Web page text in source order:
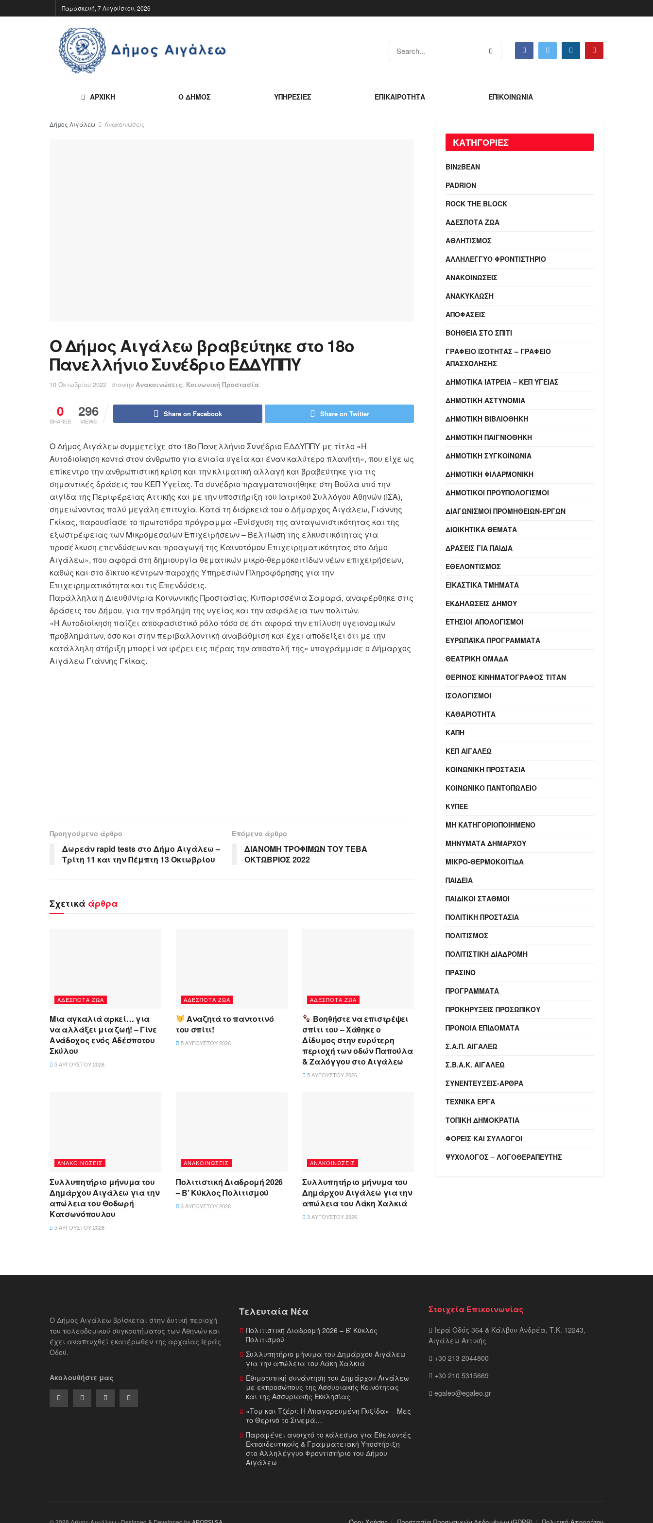
Παρασκευή, 7 Αυγούστου, 2026
ΑΡΧΙΚΗ Ο ΔΗΜΟΣ ΥΠΗΡΕΣΙΕΣ ΕΠΙΚΑΙΡΟΤΗΤΑ ΕΠΙΚΟΙΝΩΝΙΑ
Δήμος Αιγάλεω Ανακοινώσεις
Ο Δήμος Αιγάλεω βραβεύτηκε στο 18ο
Πανελλήνιο Συνέδριο ΕΔΔΥΠΠΥ
10 Οκτωβρίου 2022 στον/ην Ανακοινώσεις, Κοινωνική Προστασία
0
SHARES
296
VIEWS
Share on Facebook Share on Twitter
Ο Δήμος Αιγάλεω συμμετείχε στο 18ο Πανελλήνιο Συνέδριο ΕΔΔΥΠΠΥ με τίτλο «Η
Αυτοδιοίκηση κοντά στον άνθρωπο για ενιαία υγεία και έναν καλύτερο πλανήτη», που είχε ως
επίκεντρο την ανθρωπιστική κρίση και την κλιματική αλλαγή και βραβεύτηκε για τις
σημαντικές δράσεις του ΚΕΠ Υγείας. Το συνέδριο πραγματοποιήθηκε στη Βούλα υπό την
αιγίδα της Περιφέρειας Αττικής και με την υποστήριξη του Ιατρικού Συλλόγου Αθηνών (ΙΣΑ),
σημειώνοντας πολύ μεγάλη επιτυχία. Κατά τη διάρκειά του ο Δήμαρχος Αιγάλεω, Γιάννης
Γκίκας, παρουσίασε το πρωτοπόρο πρόγραμμα «Ενίσχυση της ανταγωνιστικότητας και της
εξωστρέφειας των Μικρομεσαίων Επιχειρήσεων – Βελτίωση της ελκυστικότητας για
προσέλκυση επενδύσεων και προαγωγή της Καινοτόμου Επιχειρηματικότητας στο Δήμο
Αιγάλεω», που αφορά στη δημιουργία θεματικών μικρo-θερμοκοιτίδων νέων επιχειρήσεων,
καθώς και στο δίκτυο κέντρων παροχής Υπηρεσιών Πληροφόρησης για την
Επιχειρηματικότητα και τις Επενδύσεις.
Παράλληλα η Διευθύντρια Κοινωνικής Προστασίας, Κυπαρισσένια Σαμαρά, αναφέρθηκε στις
δράσεις του Δήμου, για την πρόληψη της υγείας και την ασφάλεια των πολιτών.
«Η Αυτοδιοίκηση παίζει αποφασιστικό ρόλο τόσο σε ότι αφορά την επίλυση υγειονομικών
προβλημάτων, όσο και στην περιβαλλοντική αναβάθμιση και έχει αποδείξει ότι με την
κατάλληλη στήριξη μπορεί να φέρει εις πέρας την αποστολή της» υπογράμμισε ο Δήμαρχος
Αιγάλεω Γιάννης Γκίκας.
Προηγούμενο άρθρο
Δωρεάν rapid tests στο Δήμο Αιγάλεω –
Τρίτη 11 και την Πέμπτη 13 Οκτωβρίου
Επόμενο άρθρο
ΔΙΑΝΟΜΗ ΤΡΟΦΙΜΩΝ ΤΟΥ ΤΕΒΑ
ΟΚΤΩΒΡΙΟΣ 2022
Σχετικά άρθρα
ΑΔΈΣΠΟΤΑ ΖΏΑ
Μια αγκαλιά αρκεί… για
να αλλάξει μια ζωή! – Γίνε
Ανάδοχος ενός Αδέσποτου
Σκύλου
5 ΑΥΓΟΎΣΤΟΥ 2026
ΑΔΈΣΠΟΤΑ ΖΏΑ
Αναζητά το παντοτινό
του σπίτι!
5 ΑΥΓΟΎΣΤΟΥ 2026
ΑΔΈΣΠΟΤΑ ΖΏΑ
Βοηθήστε να επιστρέψει
σπίτι του – Χάθηκε ο
Δίδυμος στην ευρύτερη
περιοχή των οδών Παπούλα
& Ζαλόγγου στο Αιγάλεω
5 ΑΥΓΟΎΣΤΟΥ 2026
ΑΝΑΚΟΙΝΏΣΕΙΣ
Συλλυπητήριο μήνυμα του
Δημάρχου Αιγάλεω για την
απώλεια του Θοδωρή
Κατσωνόπουλου
5 ΑΥΓΟΎΣΤΟΥ 2026
ΑΝΑΚΟΙΝΏΣΕΙΣ
Πολιτιστική Διαδρομή 2026
– Β’ Κύκλος Πολιτισμού
3 ΑΥΓΟΎΣΤΟΥ 2026
ΑΝΑΚΟΙΝΏΣΕΙΣ
Συλλυπητήριο μήνυμα του
Δημάρχου Αιγάλεω για την
απώλεια του Λάκη Χαλκιά
3 ΑΥΓΟΎΣΤΟΥ 2026
ΚΑΤΗΓΟΡΙΕΣ
BIN2BEAN
PADRION
ROCK THE BLOCK
ΑΔΈΣΠΟΤΑ ΖΏΑ
ΑΘΛΗΤΙΣΜΌΣ
ΑΛΛΗΛΈΓΓΥΟ ΦΡΟΝΤΙΣΤΉΡΙΟ
ΑΝΑΚΟΙΝΏΣΕΙΣ
ΑΝΑΚΎΚΛΩΣΗ
ΑΠΟΦΆΣΕΙΣ
ΒΟΉΘΕΙΑ ΣΤΟ ΣΠΊΤΙ
ΓΡΑΦΕΊΟ ΙΣΌΤΗΤΑΣ – ΓΡΑΦΕΊΟ
ΑΠΑΣΧΌΛΗΣΗΣ
ΔΗΜΟΤΙΚΆ ΙΑΤΡΕΊΑ – ΚΕΠ ΥΓΕΊΑΣ
ΔΗΜΟΤΙΚΉ ΑΣΤΥΝΟΜΊΑ
ΔΗΜΟΤΙΚΉ ΒΙΒΛΙΟΘΉΚΗ
ΔΗΜΟΤΙΚΉ ΠΑΙΓΝΙΟΘΉΚΗ
ΔΗΜΟΤΙΚΉ ΣΥΓΚΟΙΝΩΝΊΑ
ΔΗΜΟΤΙΚΉ ΦΙΛΑΡΜΟΝΙΚΉ
ΔΗΜΟΤΙΚΟΊ ΠΡΟΫΠΟΛΟΓΙΣΜΟΊ
ΔΙΑΓΩΝΙΣΜΟΊ ΠΡΟΜΗΘΕΙΏΝ-ΈΡΓΩΝ
ΔΙΟΙΚΗΤΙΚΆ ΘΈΜΑΤΑ
ΔΡΆΣΕΙΣ ΓΙΑ ΠΑΙΔΙΆ
ΕΘΕΛΟΝΤΙΣΜΌΣ
ΕΙΚΑΣΤΙΚΆ ΤΜΉΜΑΤΑ
ΕΚΔΗΛΏΣΕΙΣ ΔΉΜΟΥ
ΕΤΉΣΙΟΙ ΑΠΟΛΟΓΙΣΜΟΊ
ΕΥΡΩΠΑΪΚΆ ΠΡΟΓΡΆΜΜΑΤΑ
ΘΕΑΤΡΙΚΉ ΟΜΆΔΑ
ΘΕΡΙΝΌΣ ΚΙΝΗΜΑΤΟΓΡΆΦΟΣ ΤΙΤΑΝ
ΙΣΟΛΟΓΙΣΜΟΊ
ΚΑΘΑΡΙΌΤΗΤΑ
ΚΑΠΗ
ΚΕΠ ΑΙΓΆΛΕΩ
ΚΟΙΝΩΝΙΚΉ ΠΡΟΣΤΑΣΊΑ
ΚΟΙΝΩΝΙΚΌ ΠΑΝΤΟΠΩΛΕΊΟ
ΚΥΠΕΕ
ΜΗ ΚΑΤΗΓΟΡΙΟΠΟΙΗΜΈΝΟ
ΜΗΝΎΜΑΤΑ ΔΗΜΆΡΧΟΥ
ΜΙΚΡΟ-ΘΕΡΜΟΚΟΙΤΊΔΑ
ΠΑΙΔΕΊΑ
ΠΑΙΔΙΚΟΊ ΣΤΑΘΜΟΊ
ΠΟΛΙΤΙΚΉ ΠΡΟΣΤΑΣΊΑ
ΠΟΛΙΤΙΣΜΌΣ
ΠΟΛΙΤΙΣΤΙΚΉ ΔΙΑΔΡΟΜΉ
ΠΡΆΣΙΝΟ
ΠΡΟΓΡΆΜΜΑΤΑ
ΠΡΟΚΗΡΎΞΕΙΣ ΠΡΟΣΩΠΙΚΟΎ
ΠΡΌΝΟΙΑ ΕΠΙΔΌΜΑΤΑ
Σ.Α.Π. ΑΙΓΑΛΕΩ
Σ.Β.Α.Κ. ΑΙΓΑΛΕΩ
ΣΥΝΕΝΤΕΎΞΕΙΣ-ΆΡΘΡΑ
ΤΕΧΝΙΚΆ ΈΡΓΑ
ΤΟΠΙΚΉ ΔΗΜΟΚΡΑΤΊΑ
ΦΟΡΕΊΣ ΚΑΙ ΣΎΛΛΟΓΟΙ
ΨΥΧΟΛΌΓΟΣ – ΛΟΓΟΘΕΡΑΠΕΥΤΉΣ
Ο Δήμος Αιγάλεω βρίσκεται στην δυτική περιοχή
του πολεοδομικού συγκροτήματος των Αθηνών και
έχει αναπτυχθεί εκατέρωθεν της αρχαίας Ιεράς
Οδού.
Ακολουθήστε μας
Τελευταία Νέα
Πολιτιστική Διαδρομή 2026 – Β’ Κύκλος
Πολιτισμού
Συλλυπητήριο μήνυμα του Δημάρχου Αιγάλεω
για την απώλεια του Λάκη Χαλκιά
Εθιμοτυπική συνάντηση του Δημάρχου Αιγάλεω
με εκπροσώπους της Ασσυριακής Κοινότητας
και της Ασσυριακής Εκκλησίας
«Τομ και Τζέρι: Η Απαγορευμένη Πυξίδα» – Μες
το Θερινό το Σινεμά…
Παραμένει ανοιχτό το κάλεσμα για Εθελοντές
Εκπαιδευτικούς & Γραμματειακή Υποστήριξη
στο Αλληλέγγυο Φροντιστήριο του Δήμου
Αιγάλεω
Στοιχεία Επικοινωνίας
Ιερά Οδός 364 & Κάλβου Ανδρέα, Τ.Κ. 12243,
Αιγάλεω Αττικής
+30 213 2044800
+30 210 5315669
egaleo@egaleo.gr